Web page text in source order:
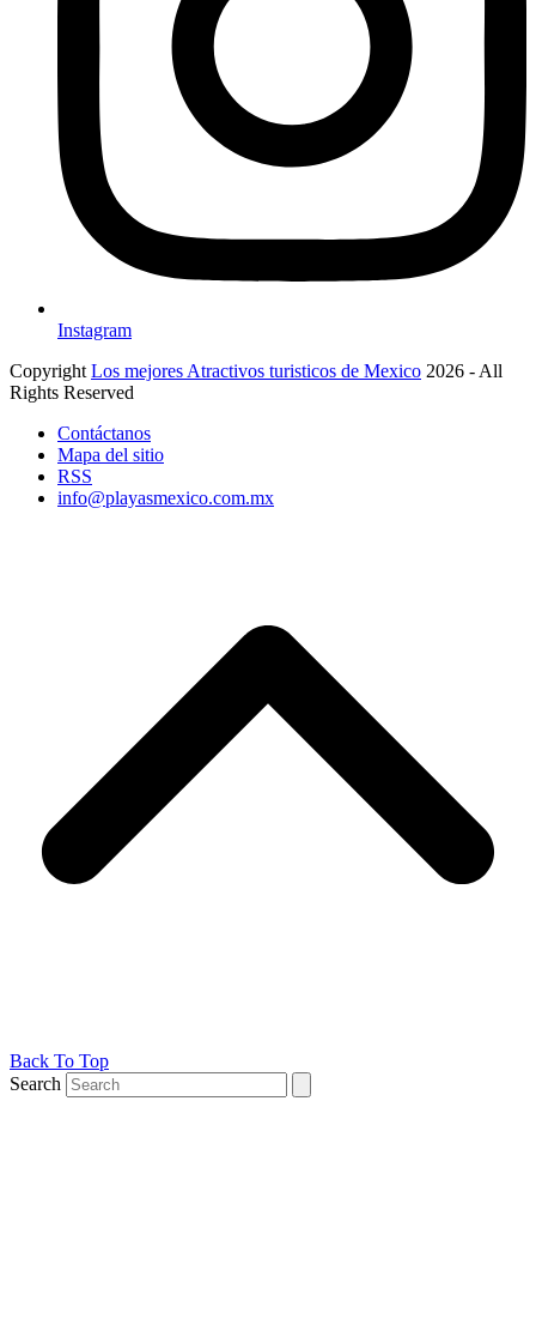
Instagram
Copyright Los mejores Atractivos turisticos de Mexico 2026 - All
Rights Reserved
Contáctanos
Mapa del sitio
RSS
info@playasmexico.com.mx
Back To Top
Search